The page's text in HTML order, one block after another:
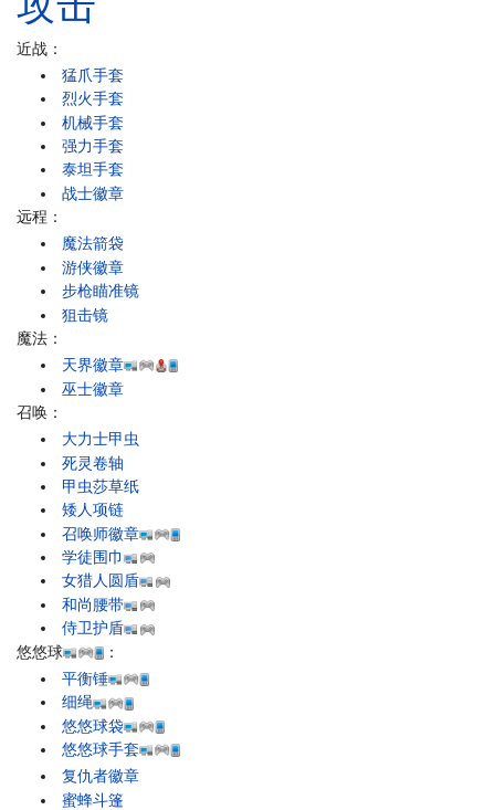
近战：
猛爪手套
烈火手套
机械手套
强力手套
泰坦手套
战士徽章
远程：
魔法箭袋
游侠徽章
步枪瞄准镜
狙击镜
魔法：
天界徽章
巫士徽章
召唤：
大力士甲虫
死灵卷轴
甲虫莎草纸
矮人项链
召唤师徽章
学徒围巾
女猎人圆盾
和尚腰带
侍卫护盾
悠悠球
：
平衡锤
细绳
悠悠球袋
悠悠球手套
复仇者徽章
蜜蜂斗篷